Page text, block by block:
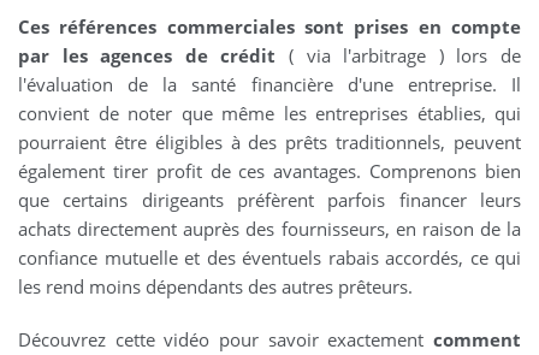
Ces références commerciales sont prises en compte
par les agences de crédit ( via l'arbitrage ) lors de
l'évaluation de la santé financière d'une entreprise. Il
convient de noter que même les entreprises établies, qui
pourraient être éligibles à des prêts traditionnels, peuvent
également tirer profit de ces avantages. Comprenons bien
que certains dirigeants préfèrent parfois financer leurs
achats directement auprès des fournisseurs, en raison de la
confiance mutuelle et des éventuels rabais accordés, ce qui
les rend moins dépendants des autres prêteurs.
Découvrez cette vidéo pour savoir exactement comment